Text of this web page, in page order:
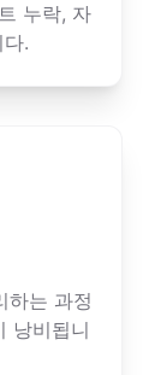
누락, 자
.
하는 과정
낭비됩니